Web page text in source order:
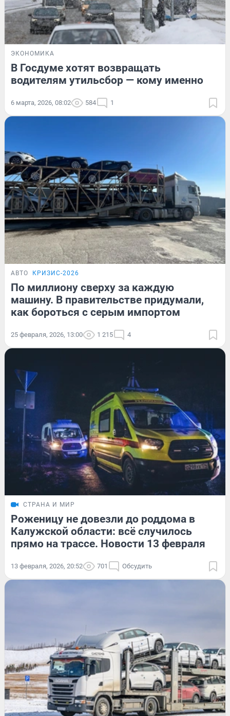
ЭКОНОМИКА
В Госдуме хотят возвращать
водителям утильсбор — кому именно
6 марта, 2026, 08:02 584 1
АВТО КРИЗИС-2026
По миллиону сверху за каждую
машину. В правительстве придумали,
как бороться с серым импортом
25 февраля, 2026, 13:00 1 215 4
СТРАНА И МИР
Роженицу не довезли до роддома в
Калужской области: всё случилось
прямо на трассе. Новости 13 февраля
13 февраля, 2026, 20:52 701 Обсудить